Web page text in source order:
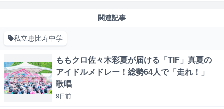
関連記事
私立恵比寿中学
ももクロ佐々木彩夏が届ける「TIF」真夏の
アイドルメドレー！総勢64人で「走れ！」
歌唱
9日前